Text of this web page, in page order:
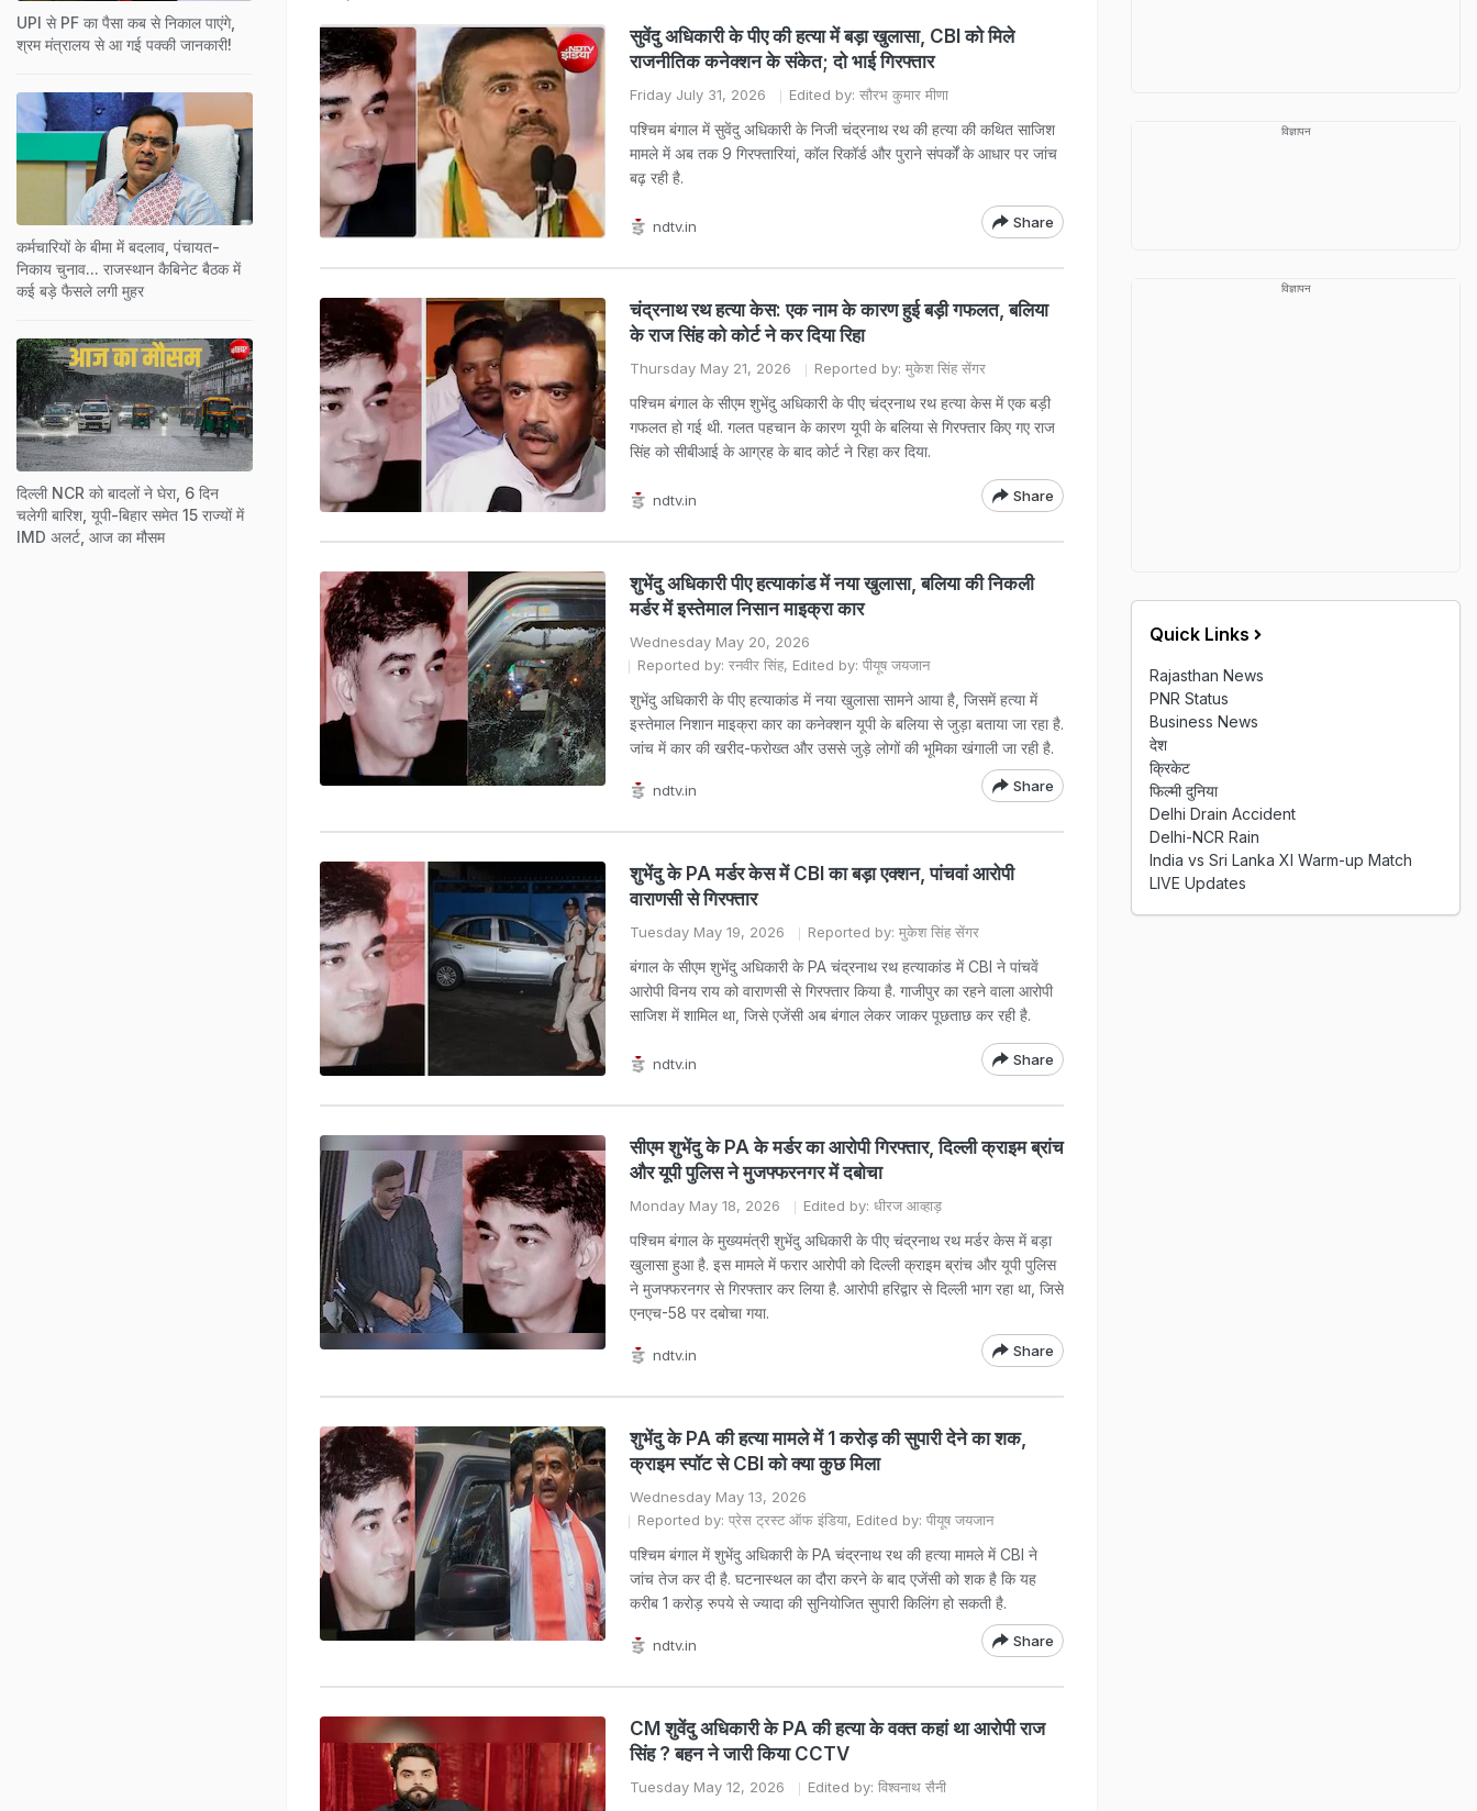
सुवेंदु अधिकारी के पीए की हत्या में बड़ा खुलासा, CBI को मिले
राजनीतिक कनेक्शन के संकेत; दो भाई गिरफ्तार
Friday July 31, 2026 Edited by: सौरभ कुमार मीणा
पश्चिम बंगाल में सुवेंदु अधिकारी के निजी चंद्रनाथ रथ की हत्या की कथित साजिश
मामले में अब तक 9 गिरफ्तारियां, कॉल रिकॉर्ड और पुराने संपर्कों के आधार पर जांच
बढ़ रही है.
ndtv.in Share
चंद्रनाथ रथ हत्या केस: एक नाम के कारण हुई बड़ी गफलत, बलिया
के राज सिंह को कोर्ट ने कर दिया रिहा
Thursday May 21, 2026 Reported by: मुकेश सिंह सेंगर
पश्चिम बंगाल के सीएम शुभेंदु अधिकारी के पीए चंद्रनाथ रथ हत्या केस में एक बड़ी
गफलत हो गई थी. गलत पहचान के कारण यूपी के बलिया से गिरफ्तार किए गए राज
सिंह को सीबीआई के आग्रह के बाद कोर्ट ने रिहा कर दिया.
ndtv.in Share
शुभेंदु अधिकारी पीए हत्याकांड में नया खुलासा, बलिया की निकली
मर्डर में इस्तेमाल निसान माइक्रा कार
Wednesday May 20, 2026
Reported by: रनवीर सिंह, Edited by: पीयूष जयजान
शुभेंदु अधिकारी के पीए हत्याकांड में नया खुलासा सामने आया है, जिसमें हत्या में
इस्तेमाल निशान माइक्रा कार का कनेक्शन यूपी के बलिया से जुड़ा बताया जा रहा है.
जांच में कार की खरीद-फरोख्त और उससे जुड़े लोगों की भूमिका खंगाली जा रही है.
ndtv.in Share
शुभेंदु के PA मर्डर केस में CBI का बड़ा एक्शन, पांचवां आरोपी
वाराणसी से गिरफ्तार
Tuesday May 19, 2026 Reported by: मुकेश सिंह सेंगर
बंगाल के सीएम शुभेंदु अधिकारी के PA चंद्रनाथ रथ हत्याकांड में CBI ने पांचवें
आरोपी विनय राय को वाराणसी से गिरफ्तार किया है. गाजीपुर का रहने वाला आरोपी
साजिश में शामिल था, जिसे एजेंसी अब बंगाल लेकर जाकर पूछताछ कर रही है.
ndtv.in Share
सीएम शुभेंदु के PA के मर्डर का आरोपी गिरफ्तार, दिल्ली क्राइम ब्रांच
और यूपी पुलिस ने मुजफ्फरनगर में दबोचा
Monday May 18, 2026 Edited by: धीरज आव्हाड़
पश्चिम बंगाल के मुख्यमंत्री शुभेंदु अधिकारी के पीए चंद्रनाथ रथ मर्डर केस में बड़ा
खुलासा हुआ है. इस मामले में फरार आरोपी को दिल्ली क्राइम ब्रांच और यूपी पुलिस
ने मुजफ्फरनगर से गिरफ्तार कर लिया है. आरोपी हरिद्वार से दिल्ली भाग रहा था, जिसे
एनएच-58 पर दबोचा गया.
ndtv.in Share
शुभेंदु के PA की हत्या मामले में 1 करोड़ की सुपारी देने का शक,
क्राइम स्पॉट से CBI को क्या कुछ मिला
Wednesday May 13, 2026
Reported by: प्रेस ट्रस्ट ऑफ इंडिया, Edited by: पीयूष जयजान
पश्चिम बंगाल में शुभेंदु अधिकारी के PA चंद्रनाथ रथ की हत्या मामले में CBI ने
जांच तेज कर दी है. घटनास्थल का दौरा करने के बाद एजेंसी को शक है कि यह
करीब 1 करोड़ रुपये से ज्यादा की सुनियोजित सुपारी किलिंग हो सकती है.
ndtv.in Share
CM शुवेंदु अधिकारी के PA की हत्या के वक्त कहां था आरोपी राज
सिंह ? बहन ने जारी किया CCTV
Tuesday May 12, 2026 Edited by: विश्वनाथ सैनी
UPI से PF का पैसा कब से निकाल पाएंगे,
श्रम मंत्रालय से आ गई पक्‍की जानकारी!
कर्मचारियों के बीमा में बदलाव, पंचायत-
निकाय चुनाव... राजस्थान कैबिनेट बैठक में
कई बड़े फैसले लगी मुहर
दिल्ली NCR को बादलों ने घेरा, 6 दिन
चलेगी बारिश, यूपी-बिहार समेत 15 राज्यों में
IMD अलर्ट, आज का मौसम
विज्ञापन
विज्ञापन
Quick Links
Rajasthan News
PNR Status
Business News
देश
क्रिकेट
फिल्मी दुनिया
Delhi Drain Accident
Delhi-NCR Rain
India vs Sri Lanka XI Warm-up Match
LIVE Updates